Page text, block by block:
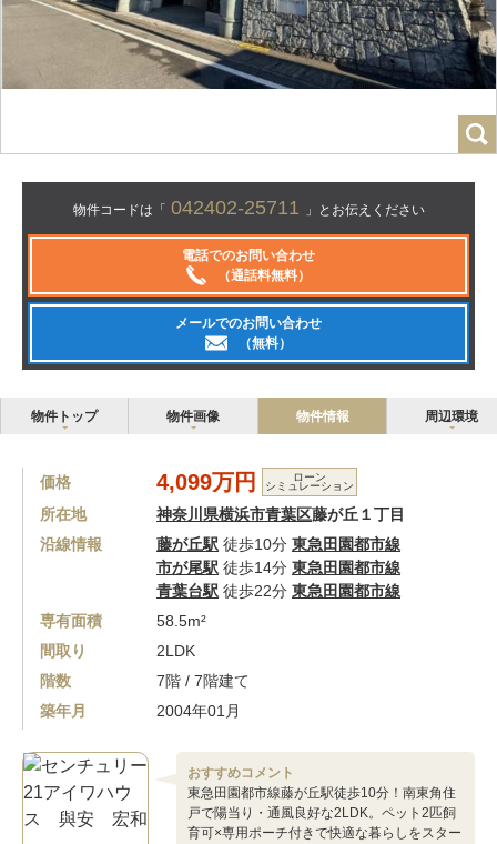
物件コードは「 042402-25711 」とお伝えください
電話でのお問い合わせ
（通話料無料）
メールでのお問い合わせ
（無料）
物件トップ 物件画像 物件情報 周辺環境
価格 4,099万円 ローン
シミュレーション
所在地 神奈川県横浜市青葉区藤が丘１丁目
沿線情報
藤が丘駅 徒歩10分 東急田園都市線
市が尾駅 徒歩14分 東急田園都市線
青葉台駅 徒歩22分 東急田園都市線
専有面積
58.5m²
間取り
2LDK
階数
7階 / 7階建て
築年月
2004年01月
おすすめコメント
東急田園都市線藤が丘駅徒歩10分！南東角住
戸で陽当り・通風良好な2LDK。ペット2匹飼
育可×専用ポーチ付きで快適な暮らしをスター